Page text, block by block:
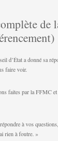
de
d’État a donné sa
faire voir.
faites par la FFMC
à vos
rien à foutre. »